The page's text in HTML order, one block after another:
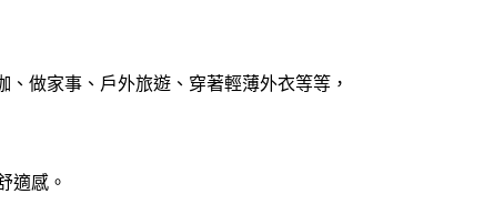
做家事、戶外旅遊、穿著輕薄外衣等等，
適感。